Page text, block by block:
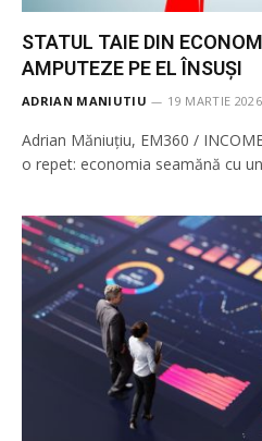
STATUL TAIE DIN
AMPUTEZE PE EL ÎNSUȘI
ADRIAN MANIUTIU 19 MARTIE 2026
Adrian Măniuțiu, EM360 /
o repet: economia seamănă cu